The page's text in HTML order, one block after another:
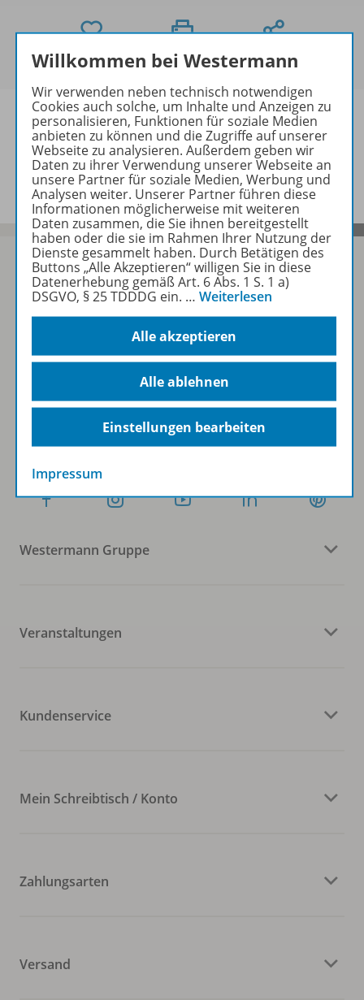
Informationen
Sofort profitieren
Zum Newsletter anmelden
Folgen Sie uns auf Social Media
Westermann Gruppe
Veranstaltungen
Kundenservice
Mein Schreibtisch / Konto
Zahlungsarten
Versand
Willkommen bei Westermann
Wir verwenden neben technisch notwendigen
Cookies auch solche, um Inhalte und Anzeigen zu
personalisieren, Funktionen für soziale Medien
anbieten zu können und die Zugriffe auf unserer
Webseite zu analysieren. Außerdem geben wir
Daten zu ihrer Verwendung unserer Webseite an
unsere Partner für soziale Medien, Werbung und
Analysen weiter. Unserer Partner führen diese
Informationen möglicherweise mit weiteren
Daten zusammen, die Sie ihnen bereitgestellt
haben oder die sie im Rahmen Ihrer Nutzung der
Dienste gesammelt haben. Durch Betätigen des
Buttons „Alle Akzeptieren“ willigen Sie in diese
Datenerhebung gemäß Art. 6 Abs. 1 S. 1 a)
DSGVO, § 25 TDDDG ein. … Weiterlesen
Alle akzeptieren
Alle ablehnen
Einstellungen bearbeiten
Impressum